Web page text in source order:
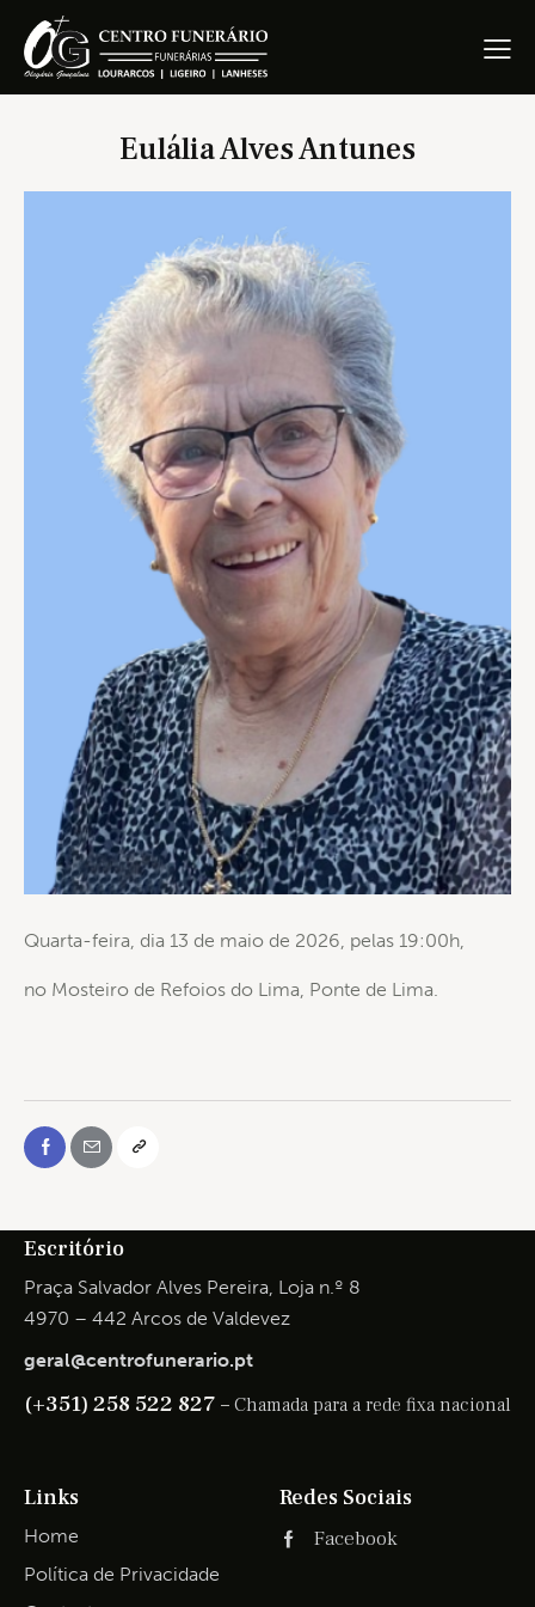
Eulália Alves Antunes
Quarta-feira, dia 13 de maio de 2026, pelas 19:00h,
no Mosteiro de Refoios do Lima, Ponte de Lima.
Escritório
Praça Salvador Alves Pereira, Loja n.º 8
4970 – 442 Arcos de Valdevez
geral@centrofunerario.pt
(+351) 258 522 827 – Chamada para a rede fixa nacional
Links
Home
Política de Privacidade
Redes Sociais
Facebook